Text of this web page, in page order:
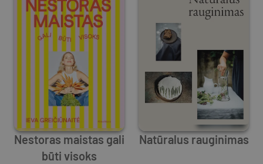
Nestoras maistas gali
būti visoks
Natūralus rauginimas